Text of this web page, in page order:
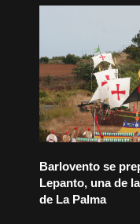
Barlovento se
Lepanto, una de
de La Palma